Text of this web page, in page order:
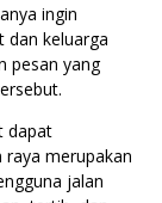
ingin
dan keluarga
pesan yang
dapat
merupakan
jalan